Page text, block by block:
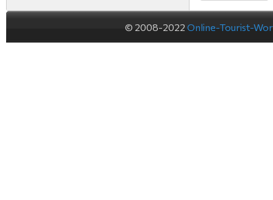
© 2008-2022 Online-Tourist-